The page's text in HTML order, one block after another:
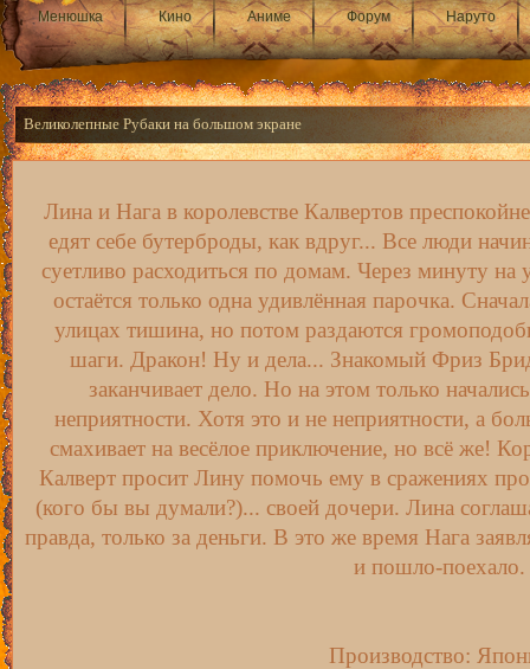
Менюшка Кино Аниме Форум Наруто
Великолепные Рубаки на большом экране
Лина и Нага в королевстве Калвертов
едят себе бутерброды, как вдруг... Все люди
суетливо расходиться по домам. Через минуту на
остаётся только одна удивлённая парочка.
улицах тишина, но потом раздаются
шаги. Дракон! Ну и дела... Знакомый Фриз
заканчивает дело. Но на этом только начались
неприятности. Хотя это и не неприятности, а
смахивает на весёлое приключение, но всё же!
Калверт просит Лину помочь ему в сражениях
(кого бы вы думали?)... своей дочери. Лина
правда, только за деньги. В это же время Нага
и пошло-поехало.
Производство: